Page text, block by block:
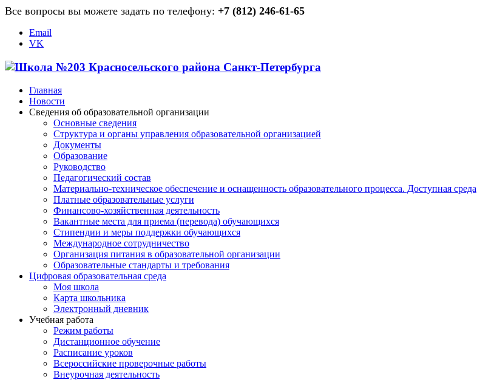
Все вопросы вы можете задать по телефону: +7 (812) 246-61-65
Email
VK
Главная
Новости
Сведения об образовательной организации
Основные сведения
Структура и органы управления образовательной организацией
Документы
Образование
Руководство
Педагогический состав
Материально-техническое обеспечение и оснащенность образовательного процесса. Доступная среда
Платные образовательные услуги
Финансово-хозяйственная деятельность
Вакантные места для приема (перевода) обучающихся
Стипендии и меры поддержки обучающихся
Международное сотрудничество
Организация питания в образовательной организации
Образовательные стандарты и требования
Цифровая образовательная среда
Моя школа
Карта школьника
Электронный дневник
Учебная работа
Режим работы
Дистанционное обучение
Расписание уроков
Всероссийские проверочные работы
Внеурочная деятельность